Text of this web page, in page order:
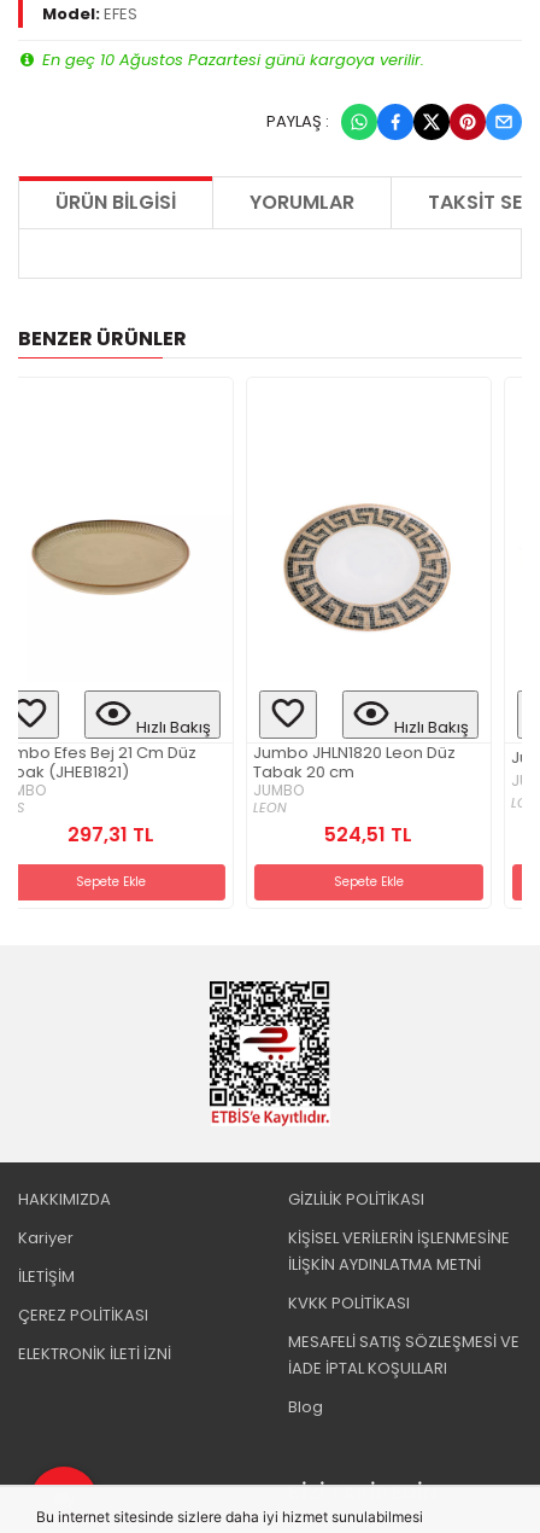
Model:EFES
En geç 10 Ağustos Pazartesi günü kargoya verilir.
PAYLAŞ :
ÜRÜN BILGISI YORUMLAR TAKSIT
BENZER ÜRÜNLER
Bakış
Düz
Hızlı Bakış
Jumbo JHLN1820 Leon Düz
Tabak 20 cm
Jumbo Lord Düz Tabak
HAKKIMIZDA
Kariyer
İLETİŞİM
ÇEREZ POLİTİKASI
ELEKTRONİK İLETİ İZNİ
GİZLİLİK POLİTİKASI
KİŞİSEL VERİLERİN İŞLENMESİNE
İLİŞKİN AYDINLATMA METNİ
KVKK POLİTİKASI
MESAFELİ SATIŞ SÖZLEŞMESİ VE
İADE İPTAL KOŞULLARI
Blog
BIZI TAKIP EDIN
Bu internet sitesinde sizlere daha iyi hizmet sunulabilmesi